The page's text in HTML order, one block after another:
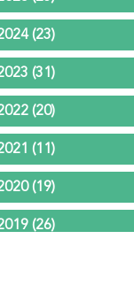
(23)
(31)
(20)
(11)
(19)
(26)